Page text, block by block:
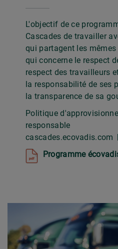
L'objectif de ce
Cascades de travailler
qui partagent les
qui concerne le respect
respect des travailleurs
la responsabilité de ses
la transparence de sa
Politique
responsable
cascades.ecovadis.com
Programme